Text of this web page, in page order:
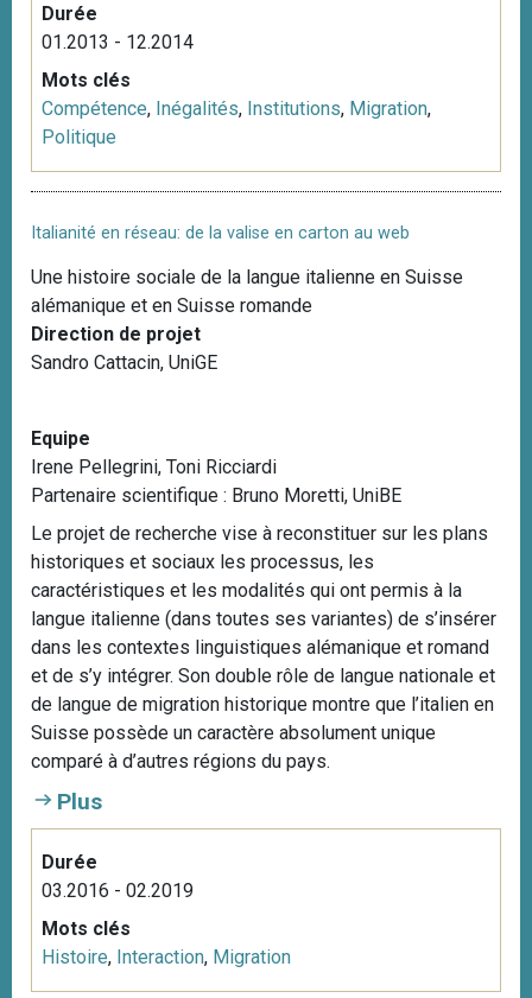
Durée
01.2013 - 12.2014
Mots clés
Compétence, Inégalités, Institutions, Migration,
Politique
Italianité en réseau: de la valise en carton au web
Une histoire sociale de la langue italienne en Suisse
alémanique et en Suisse romande
Direction de projet
Sandro Cattacin, UniGE
Equipe
Irene Pellegrini, Toni Ricciardi
Partenaire scientifique : Bruno Moretti, UniBE
Le projet de recherche vise à reconstituer sur les plans
historiques et sociaux les processus, les
caractéristiques et les modalités qui ont permis à la
langue italienne (dans toutes ses variantes) de s’insérer
dans les contextes linguistiques alémanique et romand
et de s’y intégrer. Son double rôle de langue nationale et
de langue de migration historique montre que l’italien en
Suisse possède un caractère absolument unique
comparé à d’autres régions du pays.
Plus
Durée
03.2016 - 02.2019
Mots clés
Histoire, Interaction, Migration